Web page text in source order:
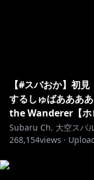
【#スバおか】初
するしゅばあああ
the Wanderer【ホ
Subaru Ch. 大空スバ
268,154views ·